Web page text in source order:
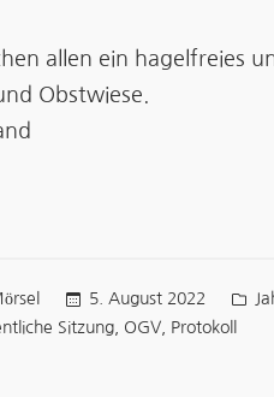
allen ein hagelfreies
Obstwiese.
5. August 2022
Sitzung OGV Protokoll